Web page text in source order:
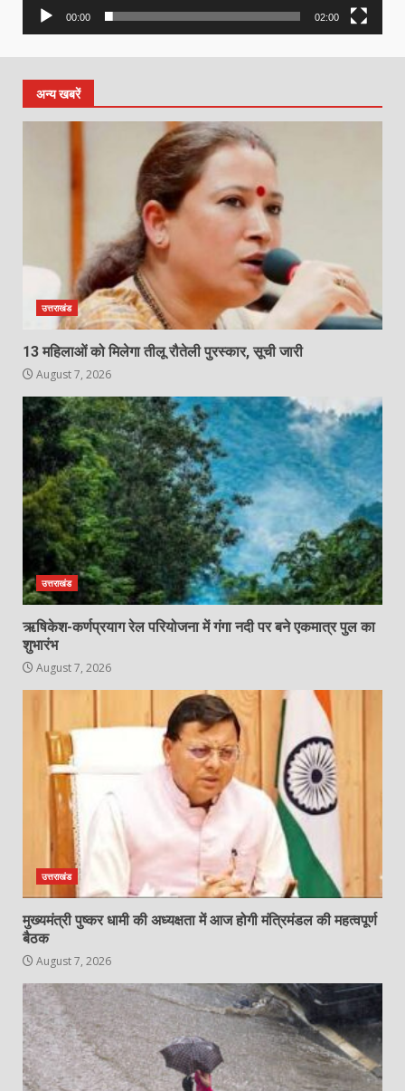
00:00 02:00
अन्य खबरें
उत्तराखंड
13 महिलाओं को मिलेगा तीलू रौतेली पुरस्कार, सूची जारी
August 7, 2026
उत्तराखंड
ऋषिकेश-कर्णप्रयाग रेल परियोजना में गंगा नदी पर बने एकमात्र पुल का
शुभारंभ
August 7, 2026
उत्तराखंड
मुख्यमंत्री पुष्कर धामी की अध्यक्षता में आज होगी मंत्रिमंडल की महत्वपूर्ण
बैठक
August 7, 2026